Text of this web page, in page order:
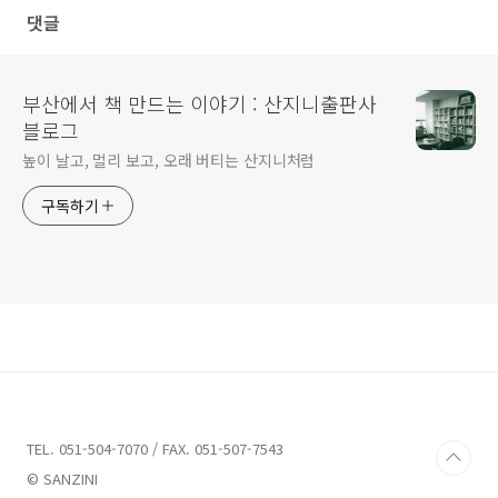
댓글
부산에서 책 만드는 이야기 : 산지니출판사
블로그
높이 날고, 멀리 보고, 오래 버티는 산지니처럼
구독하기
TEL. 051-504-7070 / FAX. 051-507-7543
© SANZINI